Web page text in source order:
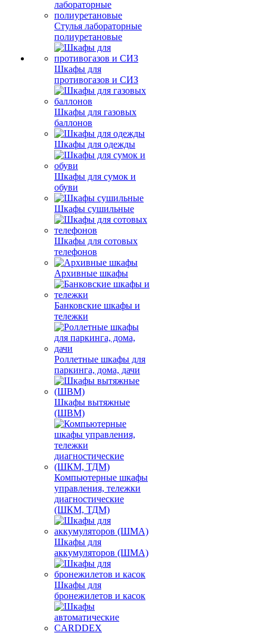
Стулья лабораторные
полиуретановые
Шкафы для
противогазов и СИЗ
Шкафы для газовых
баллонов
Шкафы для одежды
Шкафы для сумок и
обуви
Шкафы сушильные
Шкафы для сотовых
телефонов
Архивные шкафы
Банковские шкафы и
тележки
Роллетные шкафы для
паркинга, дома, дачи
Шкафы вытяжные
(ШВМ)
Компьютерные шкафы
управления, тележки
диагностические
(ШКМ, ТДМ)
Шкафы для
аккумуляторов (ШМА)
Шкафы для
бронежилетов и касок